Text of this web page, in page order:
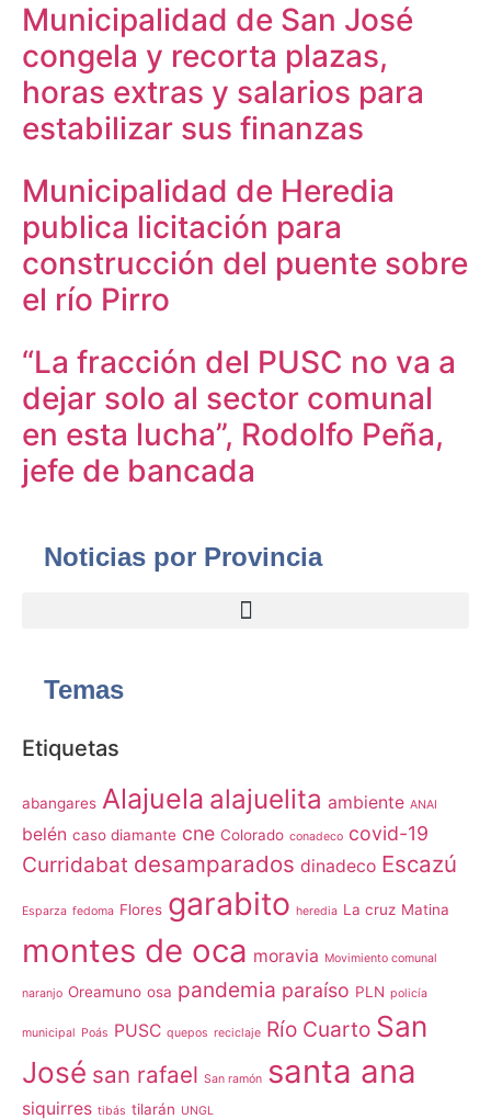
Municipalidad de San José
congela y recorta plazas,
horas extras y salarios para
estabilizar sus finanzas
Municipalidad de Heredia
publica licitación para
construcción del puente sobre
el río Pirro
“La fracción del PUSC no va a
dejar solo al sector comunal
en esta lucha”, Rodolfo Peña,
jefe de bancada
Noticias por Provincia
Temas
Etiquetas
abangares Alajuela alajuelita ambiente ANAI
belén caso diamante cne Colorado conadeco covid-19
Curridabat desamparados dinadeco Escazú
Esparza fedoma Flores garabito heredia La cruz Matina
montes de oca moravia Movimiento comunal
naranjo Oreamuno osa pandemia paraíso PLN policía
municipal Poás PUSC quepos reciclaje Río Cuarto San
José san rafael San ramón santa ana
siquirres tibás tilarán UNGL